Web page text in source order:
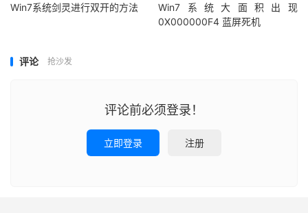
Win7系统剑灵进行双开的方法
Win7系统大面积出现
0X000000F4 蓝屏死机
评论 抢沙发
评论前必须登录！
立即登录 注册